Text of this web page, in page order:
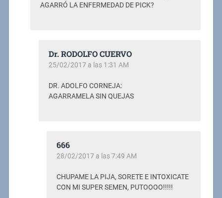
AGARRÓ LA ENFERMEDAD DE PICK?
Dr. RODOLFO CUERVO
25/02/2017 a las 1:31 AM
DR. ADOLFO CORNEJA:
AGARRAMELA SIN QUEJAS
666
28/02/2017 a las 7:49 AM
CHUPAME LA PIJA, SORETE E INTOXICATE
CON MI SUPER SEMEN, PUTOOOO!!!!!